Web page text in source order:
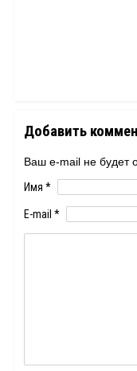
Добавить
Ваш e-mail не будет
Имя *
E-mail *